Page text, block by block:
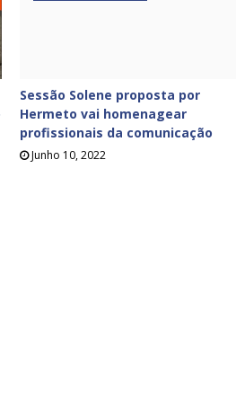
Sessão Solene proposta por
Hermeto vai homenagear
profissionais da comunicação
Junho 10, 2022